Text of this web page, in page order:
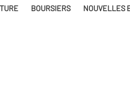
BOURSIERS NOUVELLES